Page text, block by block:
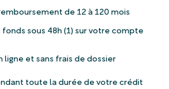
de 12 à 120 mois
sous 48h (1) sur votre compte
ligne et sans frais de dossier
toute la durée de votre crédit